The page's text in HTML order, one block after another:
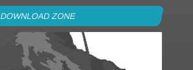
DOWNLOAD ZONE